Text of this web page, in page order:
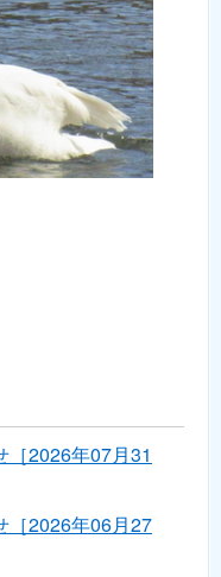
2026年07月31
［2026年06月27